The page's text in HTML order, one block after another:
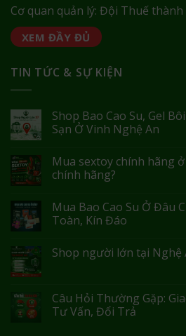
Cơ quan quản lý: Đội Thuế thành
XEM ĐẦY ĐỦ
TIN TỨC & SỰ KIỆN
Shop Bao Cao Su, Gel
Sạn Ở Vinh Nghệ An
Mua sextoy chính hãng
chính hãng?
Mua Bao Cao Su Ở Đâu
Toàn, Kín Đáo
Shop người lớn tại Nghệ
Câu Hỏi Thường Gặp:
Tư Vấn, Đổi Trả